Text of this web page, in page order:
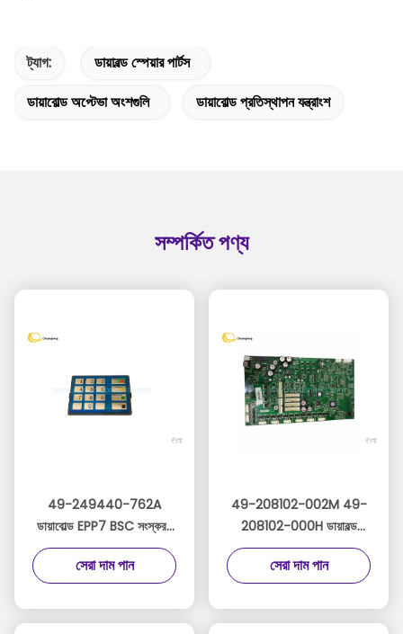
ট্যাগ:
ডায়াবল্ড স্পেয়ার পার্টস
ডায়াবোল্ড অপ্টেভা অংশগুলি
ডায়াবোল্ড প্রতিস্থাপন যন্ত্রাংশ
সম্পর্কিত পণ্য
49-249440-762A
ডায়াবোল্ড EPP7 BSC সংস্করণ
স্পেনিশ ডায়াবোল্ড EPP7
49249447707B 49-
সেরা দাম পান
49-208102-002M 49-
208102-000H ডায়াবল্ড
এটিএম পার্টস সিসিএ বোর্ড
49208102002M
সেরা দাম পান